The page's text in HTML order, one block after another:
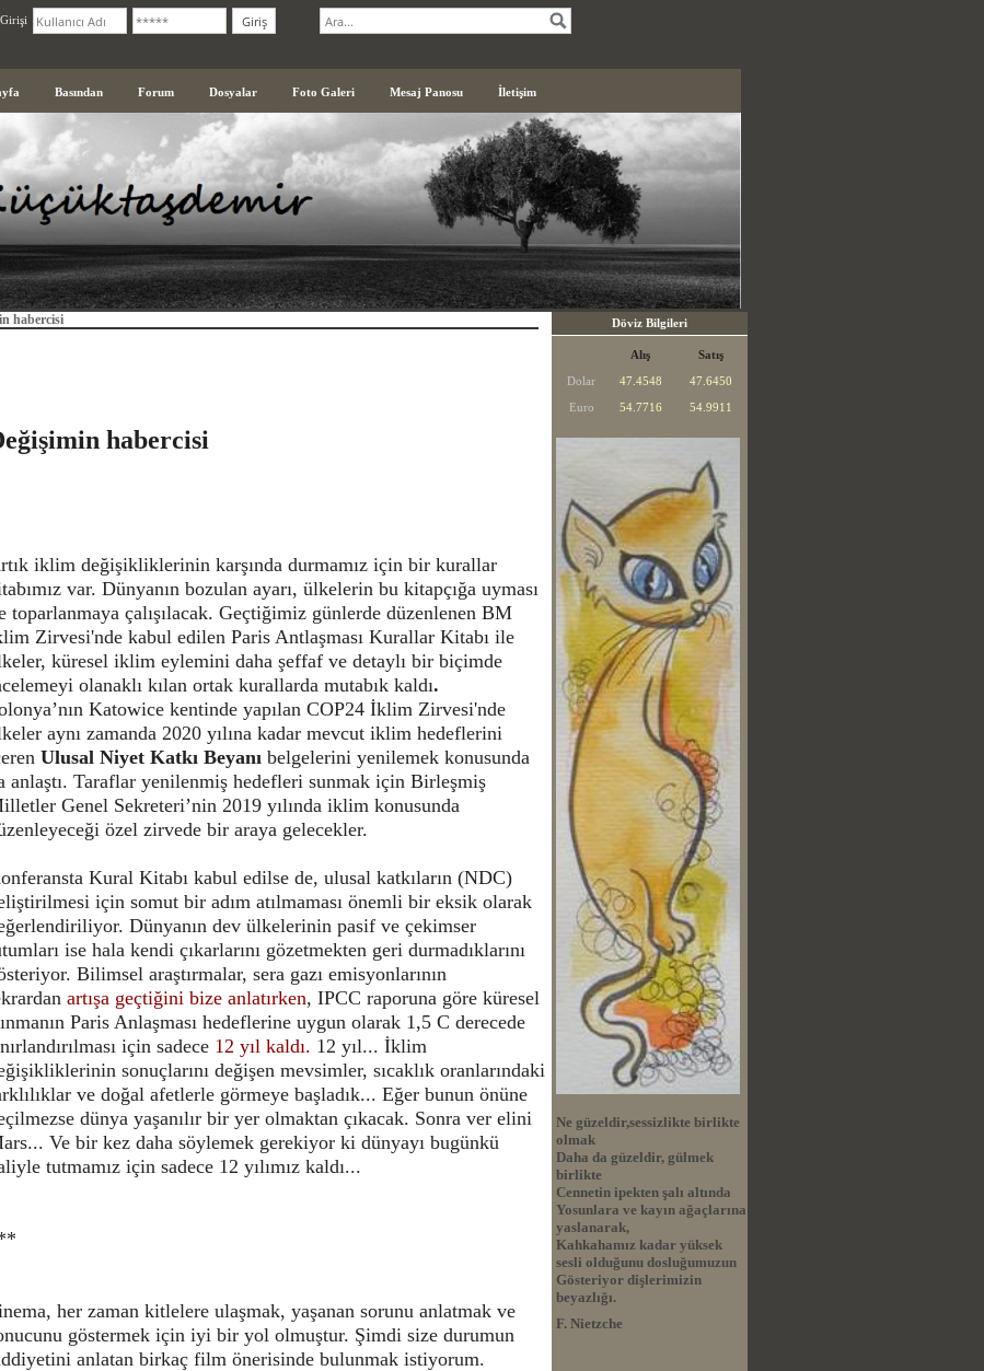
Basından Forum Dosyalar Foto Galeri Mesaj Panosu İletişim
habercisi
habercisi
iklim değişikliklerinin karşında durmamız için bir kurallar
var. Dünyanın bozulan ayarı, ülkelerin bu kitapçığa uyması
toparlanmaya çalışılacak. Geçtiğimiz günlerde düzenlenen BM
Zirvesi'nde kabul edilen Paris Antlaşması Kurallar Kitabı ile
küresel iklim eylemini daha şeffaf ve detaylı bir biçimde
olanaklı kılan ortak kurallarda mutabık kaldı.
Katowice kentinde yapılan COP24 İklim Zirvesi'nde
aynı zamanda 2020 yılına kadar mevcut iklim hedeflerini
Ulusal Niyet Katkı Beyanı belgelerini yenilemek konusunda
anlaştı. Taraflar yenilenmiş hedefleri sunmak için Birleşmiş
Genel Sekreteri’nin 2019 yılında iklim konusunda
özel zirvede bir araya gelecekler.
Kural Kitabı kabul edilse de, ulusal katkıların (NDC)
için somut bir adım atılmaması önemli bir eksik olarak
Dünyanın dev ülkelerinin pasif ve çekimser
ise hala kendi çıkarlarını gözetmekten geri durmadıklarını
Bilimsel araştırmalar, sera gazı emisyonlarının
artışa geçtiğini bize anlatırken, IPCC raporuna göre küresel
Paris Anlaşması hedeflerine uygun olarak 1,5 C derecede
için sadece 12 yıl kaldı. 12 yıl... İklim
sonuçlarını değişen mevsimler, sıcaklık oranlarındaki
ve doğal afetlerle görmeye başladık... Eğer bunun önüne
dünya yaşanılır bir yer olmaktan çıkacak. Sonra ver elini
Ve bir kez daha söylemek gerekiyor ki dünyayı bugünkü
tutmamız için sadece 12 yılımız kaldı...
her zaman kitlelere ulaşmak, yaşanan sorunu anlatmak ve
göstermek için iyi bir yol olmuştur. Şimdi size durumun
anlatan birkaç film önerisinde bulunmak istiyorum.
Döviz Bilgileri
Alış
Satış
Dolar
47.4548
47.6450
Euro
54.7716 54.9911
Ne güzeldir,sessizlikte birlikte
olmak
Daha da güzeldir, gülmek
birlikte
Cennetin ipekten şalı altında
Yosunlara ve kayın ağaçlarına
yaslanarak,
Kahkahamız kadar yüksek
sesli olduğunu dosluğumuzun
Gösteriyor dişlerimizin
beyazlığı.
F. Nietzche